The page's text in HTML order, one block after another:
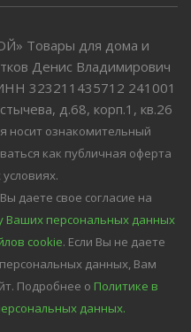
Товары для дома и
Денис Владимирович
323211435712 241001
д.68, корп.1, кв.26
носит ознакомительный
как публичная оферта
даете свое согласие на
Ваших персональных данных
cookie. Если Вы не даете
данных, Вам
Подробнее о Политике в
данных.